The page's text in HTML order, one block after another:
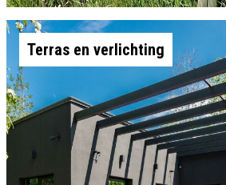
Terras en verlichting